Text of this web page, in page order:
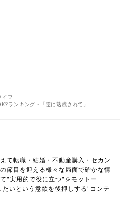
イフ
ランキング -「逆に熟成されて」
て転職・結婚・不動産購入・セカン
節目を迎える様々な局面で確かな情
"実用的で役に立つ"をモットー
いという意欲を後押しする"コンテ